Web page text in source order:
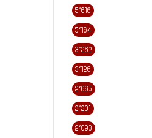
5٬616
5٬164
3٬262
3٬126
2٬665
2٬201
2٬093